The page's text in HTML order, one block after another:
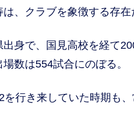
、クラブを象徴する存在
身で、国見高校を経て
数は554試合にのぼる。
行き来していた時期も、